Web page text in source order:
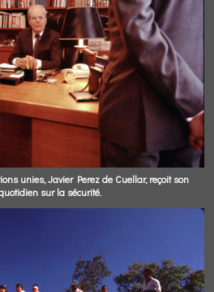
unies, Javier Perez de Cuellar, reçoit son
sur la sécurité.